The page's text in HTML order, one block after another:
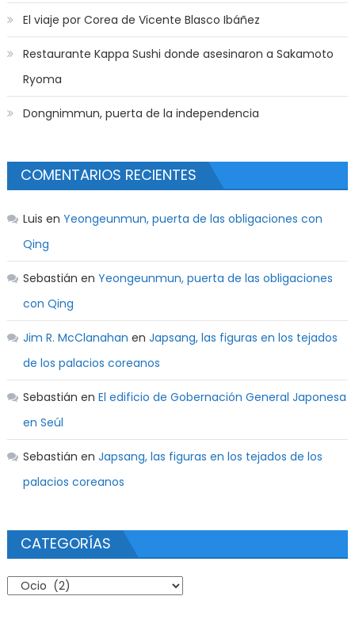
El viaje por Corea de Vicente Blasco Ibáñez
Restaurante Kappa Sushi donde asesinaron a Sakamoto
Ryoma
Dongnimmun, puerta de la independencia
COMENTARIOS RECIENTES
Luis en Yeongeunmun, puerta de las obligaciones con
Qing
Sebastián en Yeongeunmun, puerta de las obligaciones
con Qing
Jim R. McClanahan en Japsang, las figuras en los tejados
de los palacios coreanos
Sebastián en El edificio de Gobernación General Japonesa
en Seúl
Sebastián en Japsang, las figuras en los tejados de los
palacios coreanos
CATEGORÍAS